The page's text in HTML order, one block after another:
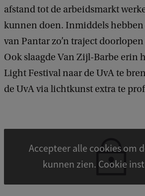
afstand tot de arbeidsmarkt
kunnen doen. Inmiddels hebben
van Pantar zo’n traject
Ook slaagde Van Zijl-Barbe erin
Light Festival naar de UvA te
de UvA via lichtkunst extra te
Accepteer alle cookies om
kunnen zien.